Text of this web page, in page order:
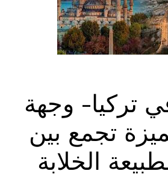
تركيا- وجهة
تجمع بين
الخلابة